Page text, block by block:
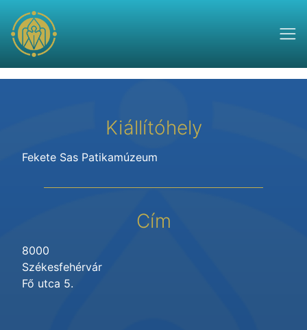
Kiállítóhely
Fekete Sas Patikamúzeum
Cím
8000
Székesfehérvár
Fő utca 5.